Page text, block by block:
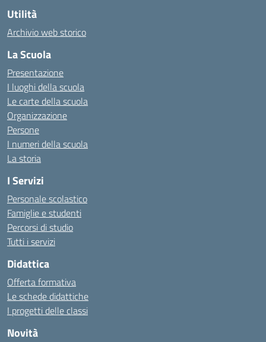
Utilità
Archivio web storico
La Scuola
Presentazione
I luoghi della scuola
Le carte della scuola
Organizzazione
Persone
I numeri della scuola
La storia
I Servizi
Personale scolastico
Famiglie e studenti
Percorsi di studio
Tutti i servizi
Didattica
Offerta formativa
Le schede didattiche
I progetti delle classi
Novità